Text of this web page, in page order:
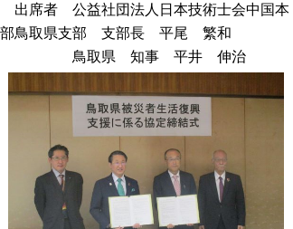
出席者 公益社団法人日本技術士会中国本
部鳥取県支部 支部長 平尾 繁和
鳥取県 知事 平井 伸治